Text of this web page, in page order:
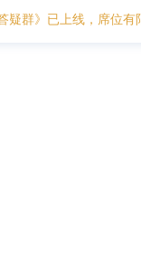
疑群》已上线，席位有